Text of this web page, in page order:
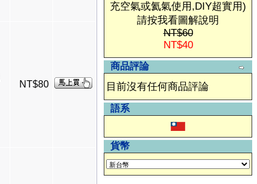
NT$80
充空氣或氦氣使用,DIY超實用)
請按我看圖解說明
NT$60
NT$40
商品評論
目前沒有任何商品評論
語系
貨幣